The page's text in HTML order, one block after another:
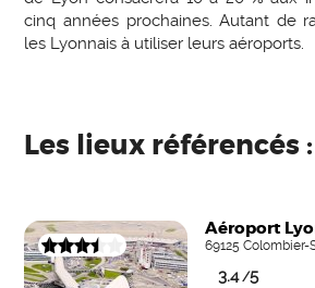
cinq années prochaines. Autant de
les Lyonnais à utiliser leurs aéroports.
Les lieux référencés :
Aéroport
69125 Colombier-
3.4/5